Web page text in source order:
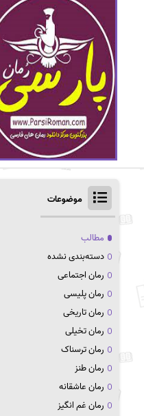
موضوعات
مطالب
دسته‌بندی نشده
رمان اجتماعی
رمان پلیسی
رمان تاریخی
رمان تخیلی
رمان ترسناک
رمان طنز
رمان عاشقانه
رمان غم انگیز